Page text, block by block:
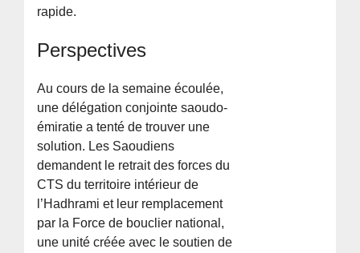
rapide.
Perspectives
Au cours de la semaine écoulée,
une délégation conjointe saoudo-
émiratie a tenté de trouver une
solution. Les Saoudiens
demandent le retrait des forces du
CTS du territoire intérieur de
l’Hadhrami et leur remplacement
par la Force de bouclier national,
une unité créée avec le soutien de